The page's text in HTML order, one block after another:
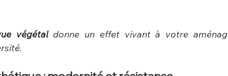
végétal donne un effet vivant à votre